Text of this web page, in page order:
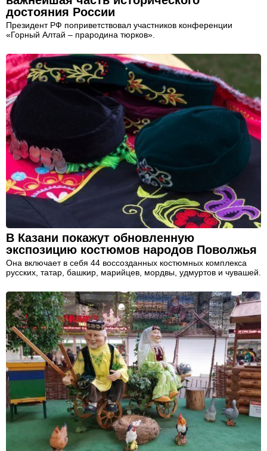
достояния России
Президент РФ поприветствовал участников конференции
«Горный Алтай – прародина тюрков».
В Казани покажут обновленную
экспозицию костюмов народов Поволжья
Она включает в себя 44 воссозданных костюмных комплекса
русских, татар, башкир, марийцев, мордвы, удмуртов и чувашей.